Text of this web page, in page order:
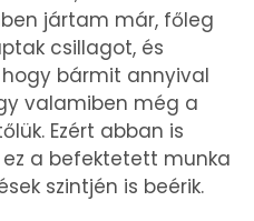
jártam már, főleg
csillagot, és
bármit annyival
valamiben még a
Ezért abban is
a befektetett munka
szintjén is beérik.